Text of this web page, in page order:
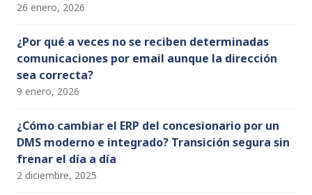
26 enero, 2026
¿Por qué a veces no se reciben determinadas
comunicaciones por email aunque la dirección
sea correcta?
9 enero, 2026
¿Cómo cambiar el ERP del concesionario por un
DMS moderno e integrado? Transición segura sin
frenar el día a día
2 diciembre, 2025